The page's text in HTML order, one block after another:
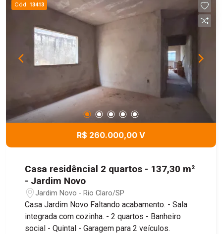
Cód. 13413
R$ 260.000,00 V
Casa residêncial 2 quartos - 137,30 m²
- Jardim Novo
Jardim Novo - Rio Claro/SP
Casa Jardim Novo Faltando acabamento. - Sala
integrada com cozinha. - 2 quartos - Banheiro
social - Quintal - Garagem para 2 veículos.